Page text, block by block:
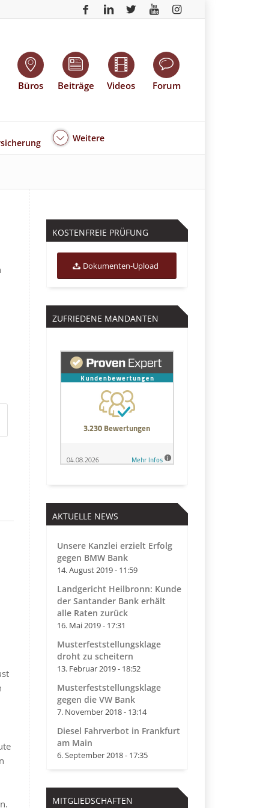
Büros Beiträge Videos Forum
Weitere
KOSTENFREIE PRÜFUNG
Dokumenten-Upload
ZUFRIEDENE MANDANTEN
AKTUELLE NEWS
Unsere Kanzlei erzielt Erfolg
gegen BMW Bank
14. August 2019 - 11:59
Landgericht Heilbronn: Kunde
der Santander Bank erhält
alle Raten zurück
16. Mai 2019 - 17:31
Musterfeststellungsklage
droht zu scheitern
13. Februar 2019 - 18:52
Musterfeststellungsklage
gegen die VW Bank
7. November 2018 - 13:14
Diesel Fahrverbot in Frankfurt
am Main
6. September 2018 - 17:35
MITGLIEDSCHAFTEN